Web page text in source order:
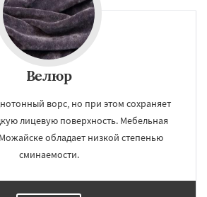
Велюр
ворс, но при этом сохраняет
лицевую поверхность. Мебельная
обладает низкой степенью
сминаемости.